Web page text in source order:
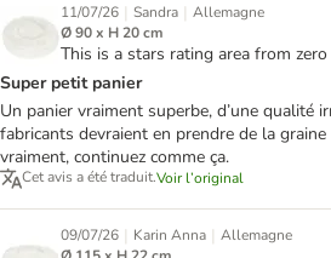
11/07/26 | Sandra | Allemagne
Ø 90 x H 20 cm
This is a stars rating area from
Super petit panier
Un panier vraiment superbe, d’une qualité
fabricants devraient en prendre de la graine
vraiment, continuez comme ça.
Cet avis a été traduit.Voir l’original
09/07/26 | Karin Anna | Allemagne